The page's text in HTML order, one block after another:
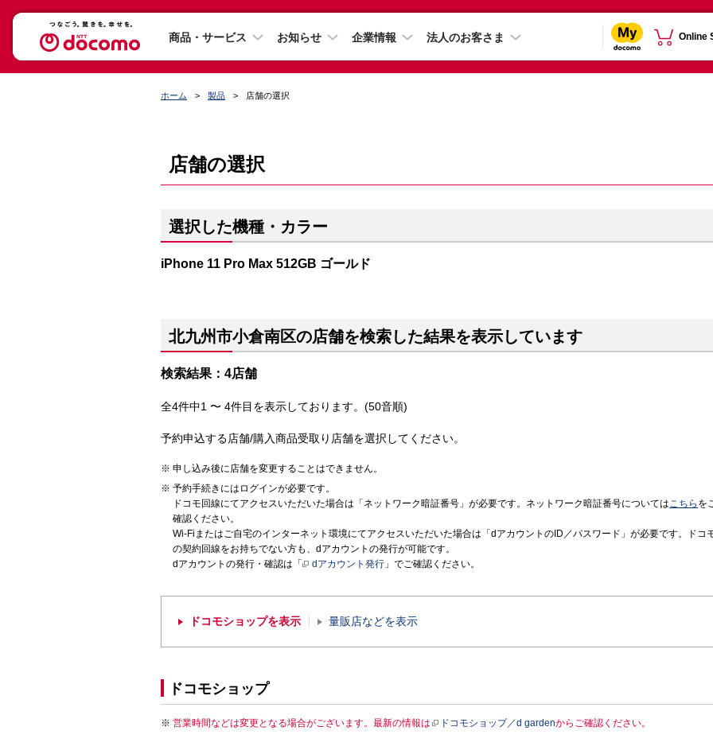
商品・サービス お知らせ 企業情報 法人のお客さま Online
ホーム 製品 店舗の選択
店舗の選択
選択した機種・カラー
iPhone 11 Pro Max 512GB ゴールド
北九州市小倉南区の店舗を検索した結果を表示しています
検索結果：4店舗
全4件中1 〜 4件目を表示しております。(50音順)
予約申込する店舗/購入商品受取り店舗を選択してください。
申し込み後に店舗を変更することはできません。
予約手続きにはログインが必要です。
ドコモ回線にてアクセスいただいた場合は「ネットワーク暗証番号」が必要です。ネットワーク暗証番号についてはこちら を
確認ください。
Wi-Fiまたはご自宅のインターネット環境にてアクセスいただいた場合は「dアカウントのID／パスワード」が必要です。ドコ
の契約回線をお持ちでない方も、dアカウントの発行が可能です。
dアカウントの発行・確認は「
dアカウント発行 」でご確認ください。
ドコモショップを表示 量販店などを表示
ドコモショップ
営業時間などは変更となる場合がございます。最新の情報は ドコモショップ／d gardenからご確認ください。